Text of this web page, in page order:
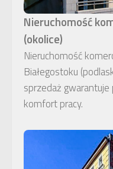
Nieruchomość
(okolice)
Nieruchomość
Białegostoku
sprzedaż
komfort pracy.